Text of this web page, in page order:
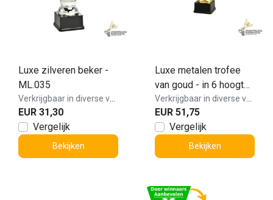
Luxe zilveren beker -
ML.035
EUR 31,30
Vergelijk
Bekijken
Luxe metalen trofee
van goud - in 6 hoogtes
- LT.089
EUR 51,75
Vergelijk
Bekijken